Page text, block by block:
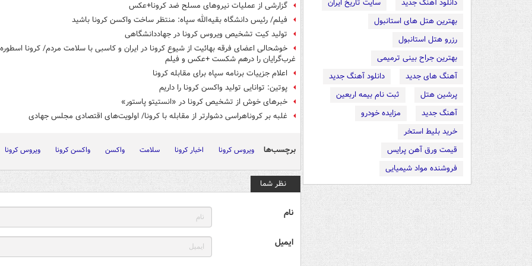
دانلود آهنگ جدید
سایت تاریخ ایران
بهترین هتل های استانبول
رزرو هتل استانبول
بهترین جراح بینی ترمیمی
آهنگ های جدید
دانلود آهنگ جدید
پرشین هتل
ثبت نام بیمه اربعین
آهنگ جدید
مزایده خودرو
خرید بلیط استخر
قیمت ورق آهن پرایس
فروشنده مواد شیمیایی
گزارشی از عملیات نیروهای مسلح ضد کرونا+عکس
فیلم/ رئیس دانشگاه بقیه‌الله سپاه: منتظر ساخت واکسن کرونا باشید
تولید کیت تشخیص ویروس کرونا در جهاددانشگاهی
خوشحالی اعضای فرقه بهائیت از شیوع کرونا در ایران و کاسبی با سلامت مردم/ کرونا
غرب‌گرایان را درهم شکست +عکس و فیلم
اعلام جزییات برنامه سپاه برای مقابله کرونا
پوتین: توانایی تولید واکسن کرونا را داریم
خبرهای خوش از تشخیص کرونا در «انستیتو پاستور»
غلبه بر کروناهراسی دشوارتر از مقابله با کرونا/ اولویت‌های اقتصادی مجلس جهادی
برچسب‌ها ویروس کرونا اخبار کرونا سلامت واکسن واکسن کرونا ویروس کرونا
نظر شما
نام
ایمیل